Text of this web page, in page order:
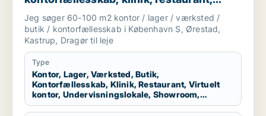
virtuelt kontor, undervisningslokale,
showroom, erhvervsgrund,
produktionslokaler eller garage til leje i
Amager
Jeg søger 60-100 m2 kontor / lager / værksted /
butik / kontorfællesskab i København S, Ørestad,
Kastrup, Dragør til leje
Type
Kontor, Lager, Værksted, Butik,
Kontorfællesskab, Klinik, Restaurant, Virtuelt
kontor, Undervisningslokale, Showroom,
Erhvervsgrund, Produktionslokaler, Garage